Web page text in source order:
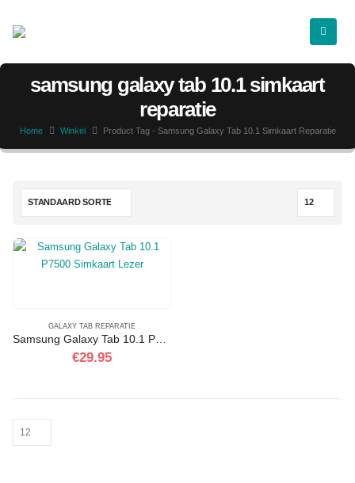
samsung galaxy tab 10.1 simkaart
reparatie
Home Winkel Product Tag - Samsung Galaxy Tab 10.1 Simkaart Reparatie
GALAXY TAB REPARATIE
€29.95